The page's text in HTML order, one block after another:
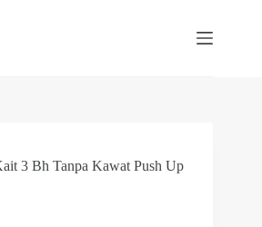
3 Bh Tanpa Kawat Push Up